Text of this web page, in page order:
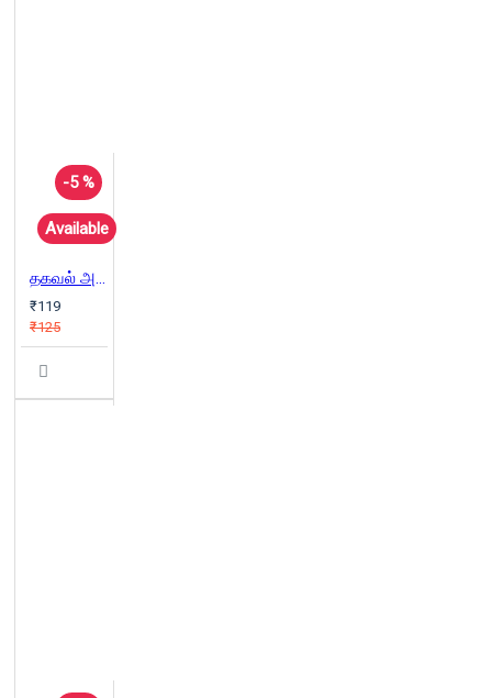
-5 %
Available
தகவல் அறியும் உரிமைச் சட்டம்
₹119
₹125